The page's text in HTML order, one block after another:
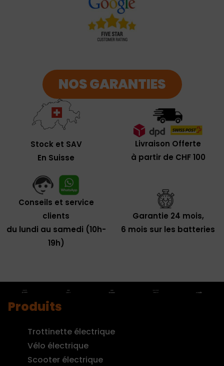
NOS GARANTIES
Stock et SAV
En Suisse
Livraison Offerte
à partir de CHF 100
Conseils et service
clients
du lundi au samedi (10h-
19h)
Garantie 24 mois,
6 mois sur les batteries
Produits
Trottinette électrique
Vélo électrique
Scooter électrique